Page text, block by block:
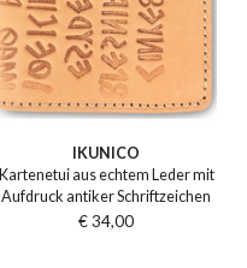
IKUNICO
Kartenetui aus echtem Leder mit
Aufdruck antiker Schriftzeichen
€ 34,00